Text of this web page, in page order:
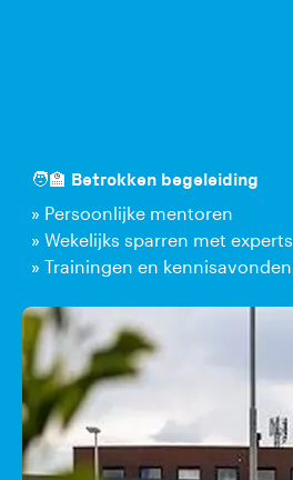
🧑‍🏫 Betrokken begeleiding
» Persoonlijke mentoren
» Wekelijks sparren met experts
» Trainingen en kennisavonden